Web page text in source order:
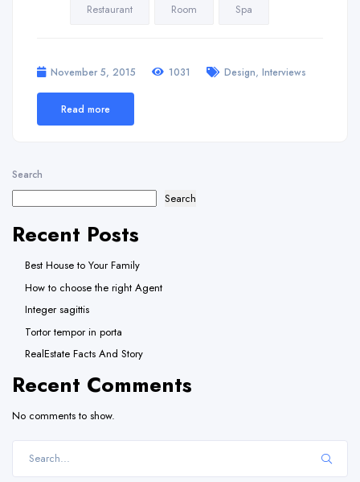
Restaurant Room Spa
November 5, 2015 1031 Design, Interviews
Read more
Search
Search
Recent Posts
Best House to Your Family
How to choose the right Agent
Integer sagittis
Tortor tempor in porta
RealEstate Facts And Story
Recent Comments
No comments to show.